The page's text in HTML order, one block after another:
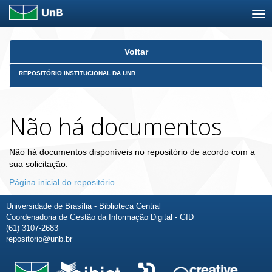
Skip
Voltar
REPOSITÓRIO INSTITUCIONAL DA UNB
Não há documentos
Não há documentos disponíveis no repositório de acordo com a
sua solicitação.
Página inicial do repositório
Universidade de Brasília - Biblioteca Central
Coordenadoria de Gestão da Informação Digital - GID
(61) 3107-2683
repositorio@unb.br